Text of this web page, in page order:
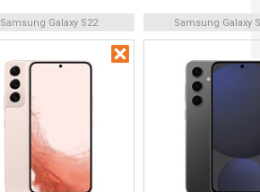
Samsung Galaxy S22 Samsung Galaxy